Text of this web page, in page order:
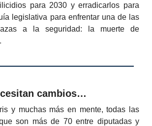
para 2030 y erradicarlos para
legislativa para enfrentar una de las
a la seguridad: la muerte de
cambios…
y muchas más en mente, todas las
son más de 70 entre diputadas y